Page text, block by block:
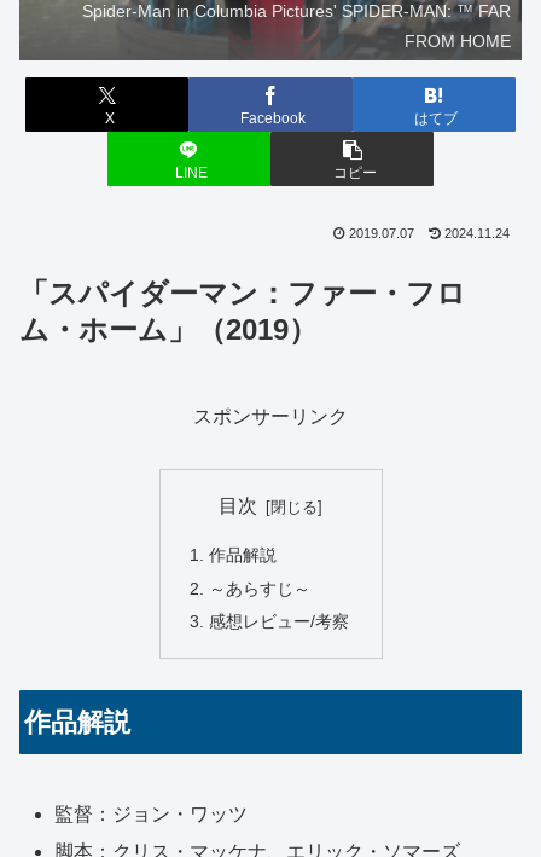
Spider-Man in Columbia Pictures' SPIDER-MAN: ™ FAR
FROM HOME
X Facebook はてブ
LINE コピー
2019.07.07 2024.11.24
「スパイダーマン：ファー・フロ
ム・ホーム」（2019）
スポンサーリンク
目次
作品解説
～あらすじ～
感想レビュー/考察
作品解説
監督：ジョン・ワッツ
脚本：クリス・マッケナ、エリック・ソマーズ